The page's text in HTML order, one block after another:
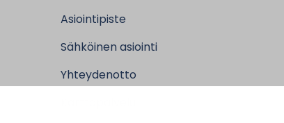
Asiointipiste
Sähköinen asiointi
Yhteydenotto